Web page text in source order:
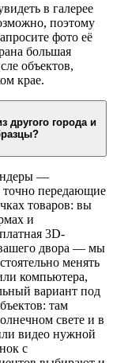
в галерее
поэтому
фото её
большая
объектов,
крае.
другого города и
—
передающие
товаров: вы
и
3D-
вашего двора — мы
менять
компьютера,
вариант под
там
свете и в
видео нужной
с